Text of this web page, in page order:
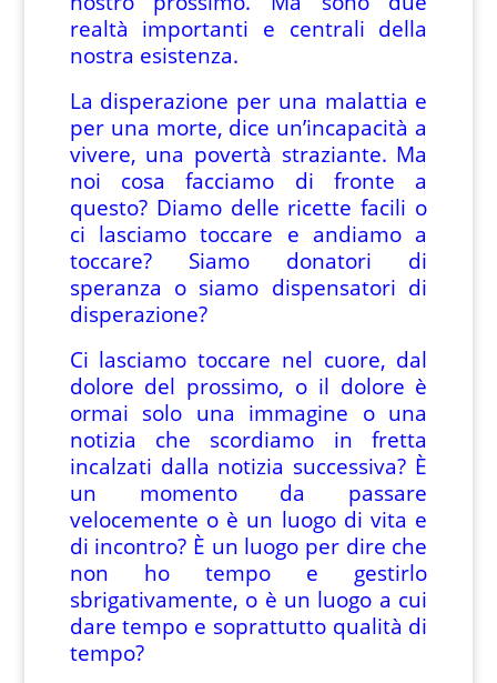
realtà importanti e centrali della
nostra esistenza.
La disperazione per una malattia e
per una morte, dice un’incapacità a
vivere, una povertà straziante. Ma
noi cosa facciamo di fronte a
questo? Diamo delle ricette facili o
ci lasciamo toccare e andiamo a
toccare? Siamo donatori di
speranza o siamo dispensatori di
disperazione?
Ci lasciamo toccare nel cuore, dal
dolore del prossimo, o il dolore è
ormai solo una immagine o una
notizia che scordiamo in fretta
incalzati dalla notizia successiva? È
un momento da passare
velocemente o è un luogo di vita e
di incontro? È un luogo per dire che
non ho tempo e gestirlo
sbrigativamente, o è un luogo a cui
dare tempo e soprattutto qualità di
tempo?